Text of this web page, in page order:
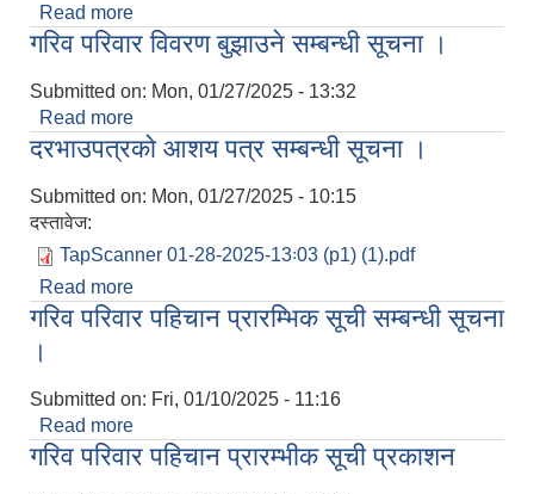
Read more
गरिव परिवार विवरण बुझाउने सम्बन्धी सूचना ।
Submitted on: Mon, 01/27/2025 - 13:32
Read more
दरभाउपत्रको आशय पत्र सम्बन्धी सूचना ।
Submitted on: Mon, 01/27/2025 - 10:15
दस्तावेज:
TapScanner 01-28-2025-13꞉03 (p1) (1).pdf
Read more
गरिव परिवार पहिचान प्रारम्भिक सूची सम्बन्धी सूचना
।
Submitted on: Fri, 01/10/2025 - 11:16
Read more
।
गरिव परिवार पहिचान प्रारम्भीक सूची प्रकाशन